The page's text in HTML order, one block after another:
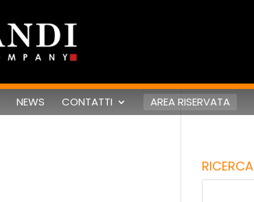
NEWS CONTATTI AREA RISERVATA
RICERCA